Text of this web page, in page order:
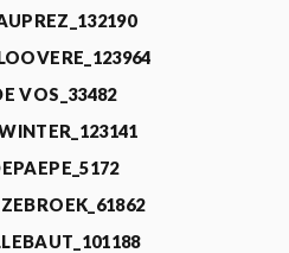
VOS_33482